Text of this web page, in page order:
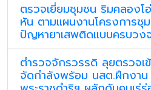
ตรวจเยี่ยมชุมชน ริมคลองโ
หัน ตามแผนงานโครงการชุ
ปัญหายาเสพติดแบบครบวง
ตำรวจจักรวรรดิ ลุยตรวจเ
จัดกำลังพร้อม นสต.ฝึกงา